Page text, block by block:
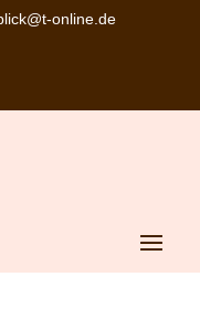
online.de